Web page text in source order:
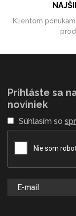
Klientom
Prihláste sa
noviniek
Súhlasím so